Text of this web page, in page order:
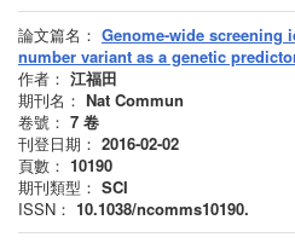
論文篇名： Genome-wide screening
number variant as a genetic
作者： 江福田
期刊名： Nat Commun
卷號： 7 卷
刊登日期： 2016-02-02
頁數： 10190
期刊類型： SCI
ISSN： 10.1038/ncomms10190.